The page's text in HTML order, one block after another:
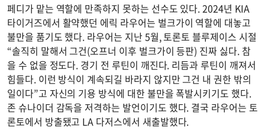
페디가 맡는 역할에 만족하지 못하는 선수도 있다. 2024년 KIA
타이거즈에서 활약했던 에릭 라우어는 벌크가이 역할에 대놓고
불만을 품기도 했다. 라우어는 지난 5월, 토론토 블루제이스 시절
“솔직히 말해서 그건(오프너 이후 벌크가이 등판) 진짜 싫다. 참
을 수 없을 정도다. 경기 전 루틴이 깨진다. 리듬과 루틴이 깨져서
힘들다. 이런 방식이 계속되길 바라지 않지만 그건 내 권한 밖의
일이다”고 자신의 기용 방식에 대한 불만을 폭발시키기도 했다.
존 슈나이더 감독을 저격하는 발언이기도 했다. 결국 라우어는 토
론토에서 방출됐고 LA 다저스에서 새출발했다.